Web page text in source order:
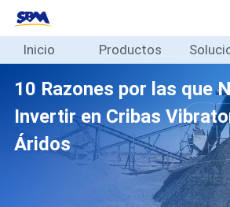
Inicio
Productos
Soluciones
Casos
Inicio Productos
10 Razones por las que
Invertir en Cribas
Áridos